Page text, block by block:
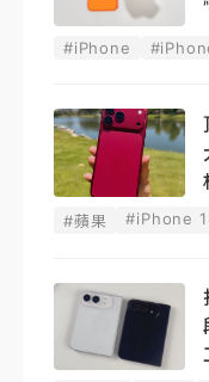
#iPhone
#蘋果 #iPhone